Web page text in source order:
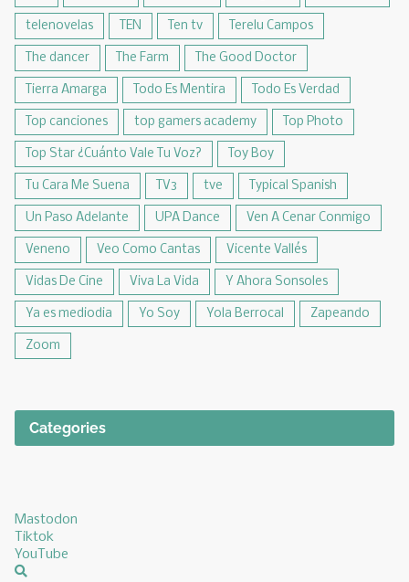
telenovelas TEN Ten tv Terelu Campos
The dancer The Farm The Good Doctor
Tierra Amarga Todo Es Mentira Todo Es Verdad
Top canciones top gamers academy Top Photo
Top Star ¿Cuánto Vale Tu Voz? Toy Boy
Tu Cara Me Suena TV3 tve Typical Spanish
Un Paso Adelante UPA Dance Ven A Cenar Conmigo
Veneno Veo Como Cantas Vicente Vallés
Vidas De Cine Viva La Vida Y Ahora Sonsoles
Ya es mediodia Yo Soy Yola Berrocal Zapeando
Zoom
Categories
Mastodon
Tiktok
YouTube